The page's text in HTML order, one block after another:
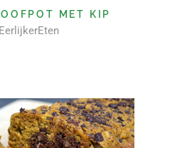
MET KIP
EerlijkerEten